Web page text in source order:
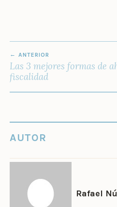
DE
ENTRADAS
ANTERIOR
Las 3 mejores formas de
fiscalidad
AUTOR
Rafael